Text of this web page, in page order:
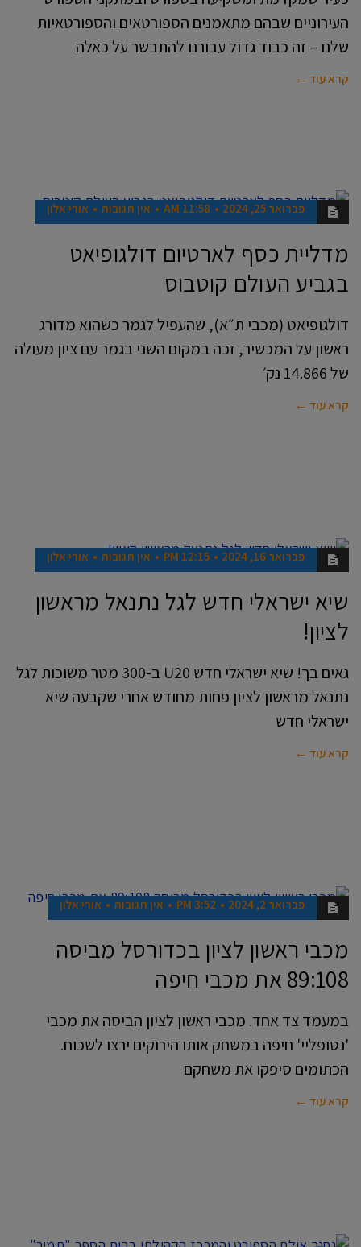
העירוניים שבהם מתאמנים הספורטאים והספורטאיות
שלנו – זה כבוד גדול עבורנו להתבשר על כאלה
קרא עוד ←
ספורט
פברואר 25, 2024 11:58 AM אין תגובות אורי אלון
מדליית כסף לארטיום דולגופיאט
בגביע העולם קוטבוס
דולגופיאט (מכבי ת״א), שהעפיל לגמר כשהוא מדורג
ראשון על המכשיר, זכה במקום השני בגמר עם ציון מעולה
של 14.866 נק׳
קרא עוד ←
ספורט
פברואר 16, 2024 12:15 PM אין תגובות אורי אלון
שיא ישראלי חדש לגל נתנאל מראשון
לציון!
גאים בך! שיא ישראלי חדש U20 ב-300 מטר משוכות לגל
נתנאל מראשון לציון פחות מחודש אחרי שקבעה שיא
ישראלי חדש
קרא עוד ←
ספורט
פברואר 2, 2024 3:52 PM אין תגובות אורי אלון
מכבי ראשון לציון בכדורסל מביסה
89:108 את מכבי חיפה
במעמד צד אחד. מכבי ראשון לציון הביסה את מכבי
'נטופליי' חיפה במשחק אותו הירוקים ירצו לשכוח.
הכתומים סיפקו את משחקם
קרא עוד ←